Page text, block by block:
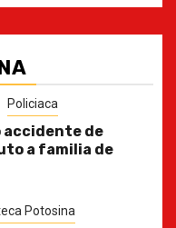
Policiaca
accidente de
a familia de
Potosina